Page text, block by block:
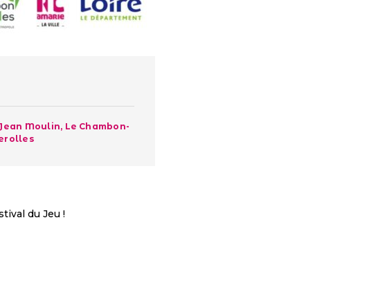
Moulin, Le Chambon-
du Jeu !